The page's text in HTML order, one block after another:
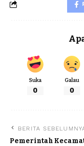
Suka
0
Galau
0
BERITA
Pemerintah